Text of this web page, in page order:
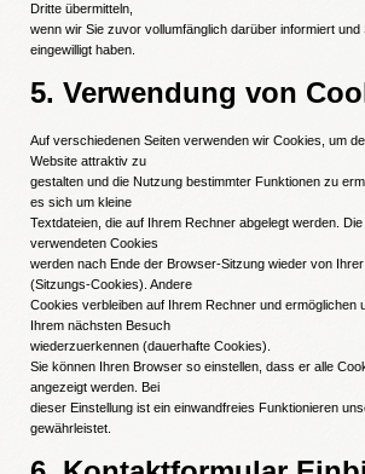
Dritte übermitteln,
wenn wir Sie zuvor vollumfänglich darüber informiert
eingewilligt haben.
5. Verwendung von
Auf verschiedenen Seiten verwenden wir Cookies, um
Website attraktiv zu
gestalten und die Nutzung bestimmter Funktionen zu
es sich um kleine
Textdateien, die auf Ihrem Rechner abgelegt werden.
verwendeten Cookies
werden nach Ende der Browser-Sitzung wieder von
(Sitzungs-Cookies). Andere
Cookies verbleiben auf Ihrem Rechner und ermöglichen
Ihrem nächsten Besuch
wiederzuerkennen (dauerhafte Cookies).
Sie können Ihren Browser so einstellen, dass er alle
angezeigt werden. Bei
dieser Einstellung ist ein einwandfreies Funktionieren
gewährleistet.